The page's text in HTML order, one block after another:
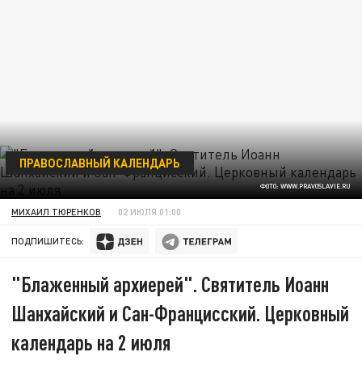
ФОТО: WWW.PRAVOSLAVIE.RU
ПРАВОСЛАВНЫЙ КАЛЕНДАРЬ
МИХАИЛ ТЮРЕНКОВ 02 ИЮЛЯ 01:00
ПОДПИШИТЕСЬ:
"Блаженный архиерей". Святитель Иоанн
Шанхайский и Сан-Францисский. Церковный
календарь на 2 июля